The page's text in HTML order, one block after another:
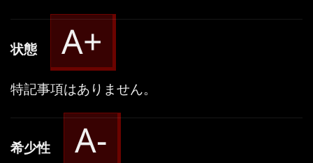
状態 A+
特記事項はありません。
希少性 A-